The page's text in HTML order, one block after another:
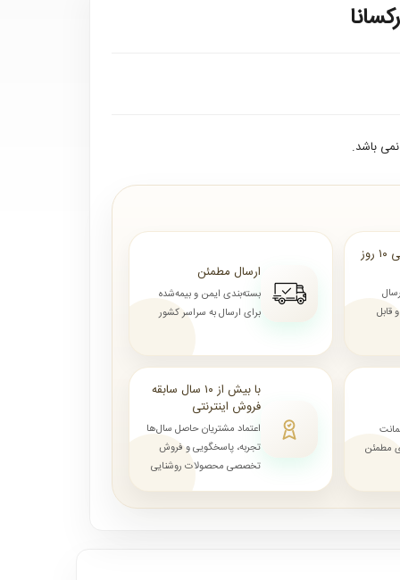
باشد.
ارسال از ۷ روز الی ۱۰ روز
ارسال مطمئن
بسته‌بندی ایمن و بیمه‌شده
برای ارسال به سراسر کشور
مطمئن
با بیش از ۱۰ سال سابقه
فروش اینترنتی
اعتماد مشتریان حاصل سال‌ها
تجربه، پاسخگویی و فروش
تخصصی محصولات روشنایی